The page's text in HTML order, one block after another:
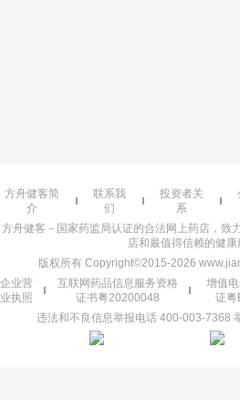
方舟健客简
介
联系我
们
投资者关
系
方舟健客－国家药监局认证的合法网上药店，致
店和最值得信赖的健康
版权所有 Copyright©2015-2026
企业营
业执照
互联网药品信息服务资格
证书粤20200048
增值
证
违法和不良信息举报电话 400-003-7368